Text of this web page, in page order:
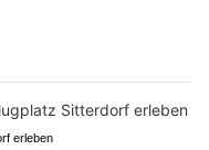
erleben